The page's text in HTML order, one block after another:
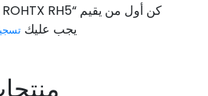
كن أول من يقيم “275/60R20 | P04 | ROHTX RH5”
يجب عليك